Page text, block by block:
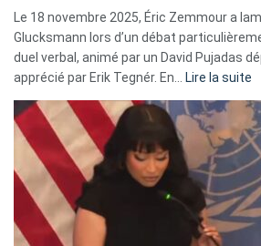
»
Le 18 novembre 2025, Éric Zemmour a
Glucksmann lors d’un débat
duel verbal, animé par un David Pujadas
apprécié par Erik Tegnér. En… Lire la suite
:
a